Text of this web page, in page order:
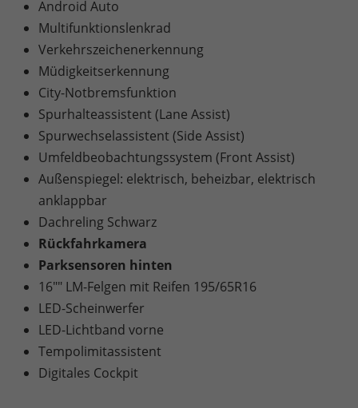
Android Auto
Multifunktionslenkrad
Verkehrszeichenerkennung
Müdigkeitserkennung
City-Notbremsfunktion
Spurhalteassistent (Lane Assist)
Spurwechselassistent (Side Assist)
Umfeldbeobachtungssystem (Front Assist)
Außenspiegel: elektrisch, beheizbar, elektrisch
anklappbar
Dachreling Schwarz
Rückfahrkamera
Parksensoren hinten
16"" LM-Felgen mit Reifen 195/65R16
LED-Scheinwerfer
LED-Lichtband vorne
Tempolimitassistent
Digitales Cockpit